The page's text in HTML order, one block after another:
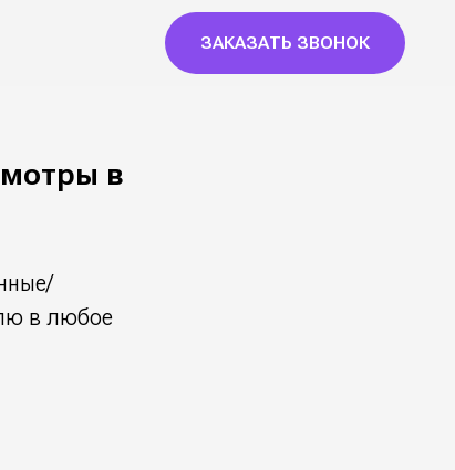
ЗАКАЗАТЬ ЗВОНОК
в
в любое